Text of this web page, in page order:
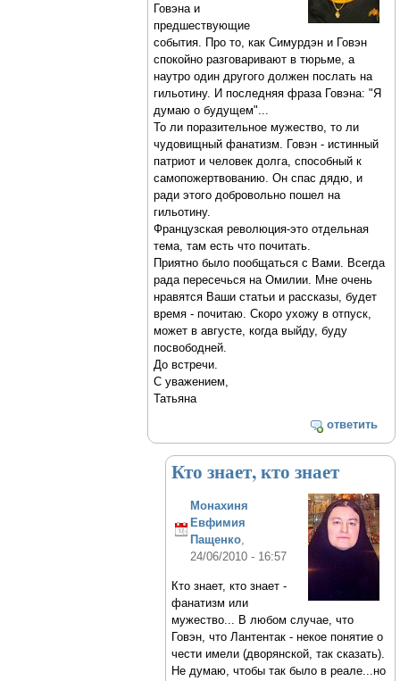
Говэна и
предшествующие
события. Про то, как Симурдэн и Говэн
спокойно разговаривают в тюрьме, а
наутро один другого должен послать на
гильотину. И последняя фраза Говэна: "Я
думаю о будущем"...
То ли поразительное мужество, то ли
чудовищный фанатизм. Говэн - истинный
патриот и человек долга, способный к
самопожертвованию. Он спас дядю, и
ради этого добровольно пошел на
гильотину.
Французская революция-это отдельная
тема, там есть что почитать.
Приятно было пообщаться с Вами. Всегда
рада пересечься на Омилии. Мне очень
нравятся Ваши статьи и рассказы, будет
время - почитаю. Скоро ухожу в отпуск,
может в августе, когда выйду, буду
посвободней.
До встречи.
С уважением,
Татьяна
ответить
Кто знает, кто знает
Монахиня
Евфимия
Пащенко,
24/06/2010 - 16:57
Кто знает, кто знает -
фанатизм или
мужество... В любом случае, что
Говэн, что Лантентак - некое понятие о
чести имели (дворянской, так сказать).
Не думаю, чтобы так было в реале...но